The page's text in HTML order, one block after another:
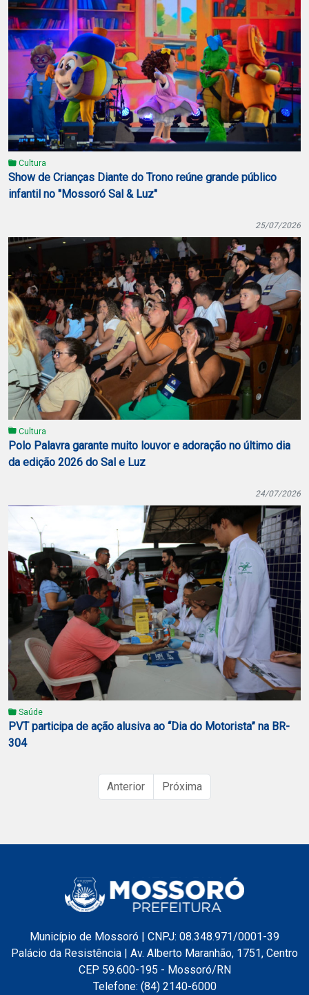
Cultura
Show de Crianças Diante do Trono reúne grande público
infantil no "Mossoró Sal & Luz"
25/07/2026
Cultura
Polo Palavra garante muito louvor e adoração no último dia
da edição 2026 do Sal e Luz
24/07/2026
Saúde
PVT participa de ação alusiva ao “Dia do Motorista” na BR-
304
Anterior Próxima
Município de Mossoró | CNPJ: 08.348.971/0001-39
Palácio da Resistência | Av. Alberto Maranhão, 1751, Centro
CEP 59.600-195 - Mossoró/RN
Telefone: (84) 2140-6000